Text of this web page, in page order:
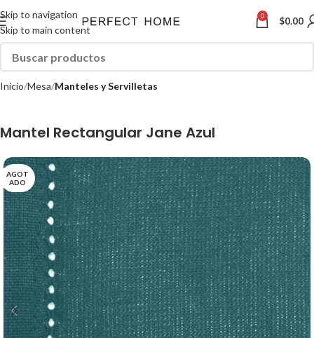
Skip to navigation
Skip to main content
0 $0.00
Inicio Mesa Manteles y Servilletas
Mantel Rectangular Jane Azul
AGOT
ADO